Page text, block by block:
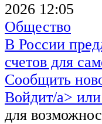
2026 12:05
Общество
В России
счетов для
Сообщить
Войдит/a> или
для